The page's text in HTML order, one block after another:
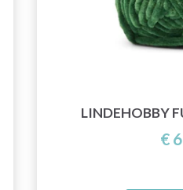
LINDEHOBBY
€